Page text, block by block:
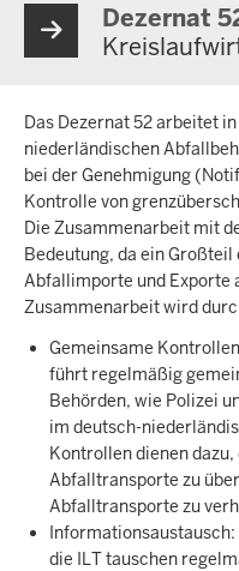
Dezernat
Das Dezernat 52 arbeitet
niederländischen
bei der Genehmigung
Kontrolle von
Die Zusammenarbeit mit
Bedeutung, da ein
Abfallimporte und Exporte
Zusammenarbeit wird
Gemeinsame
führt regelmäßig
Behörden, wie Polizei
im deutsch-
Kontrollen dienen
Abfalltransporte zu
Abfalltransporte zu
die ILT tauschen